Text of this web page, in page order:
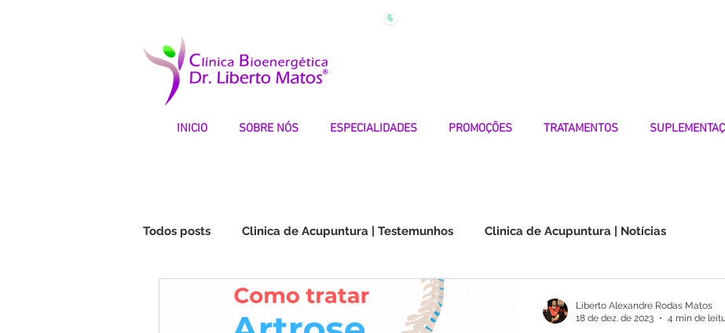
INICIO SOBRE NÓS ESPECIALIDADES PROMOÇÕES TRATAMENTOS
Todos posts Clinica de Acupuntura | Testemunhos Clinica de Acupuntura | Notícias
Fibromialgia | Testemunhos Choque na Orelha | Testemunhos
Liberto Alexandre Rodas Matos
18 de dez. de 2023
4 min de